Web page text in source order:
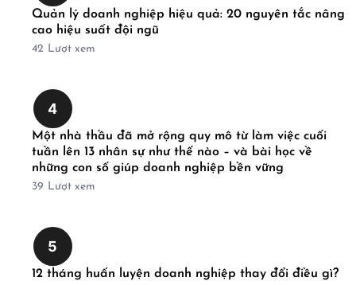
Quản lý doanh nghiệp hiệu quả: 20 nguyên tắc nâng
cao hiệu suất đội ngũ
42 Lượt xem
4
Một nhà thầu đã mở rộng quy mô từ làm việc cuối
tuần lên 13 nhân sự như thế nào – và bài học về
những con số giúp doanh nghiệp bền vững
39 Lượt xem
5
12 tháng huấn luyện doanh nghiệp thay đổi điều gì?